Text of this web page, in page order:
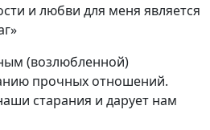
и любви для меня является
(возлюбленной)
прочных отношений.
старания и дарует нам